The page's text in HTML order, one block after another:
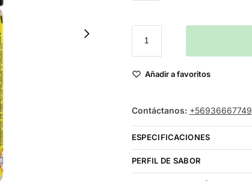
Añadir a favoritos
Contáctanos: +56936667749
ESPECIFICACIONES
PERFIL DE SABOR